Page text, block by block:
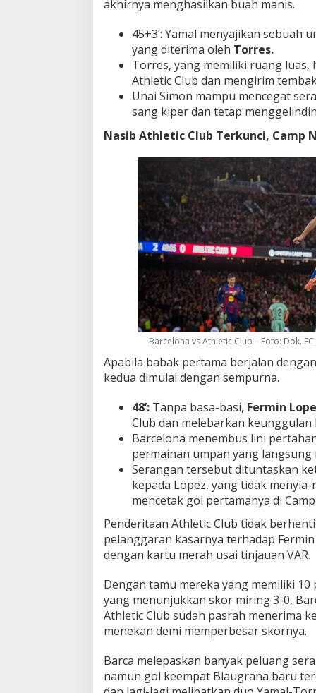
akhirnya menghasilkan buah manis.
45+3’: Yamal menyajikan sebuah
yang diterima oleh Torres.
Torres, yang memiliki ruang
Athletic Club dan mengirim
Unai Simon mampu mencegat
sang kiper dan tetap
Nasib Athletic Club Terkunci, Camp
Barcelona vs Athletic Club – Foto: Dok.
Apabila babak pertama berjalan
kedua dimulai dengan sempurna.
48’: Tanpa basa-basi, Fermin
Club dan melebarkan keunggulan
Barcelona menembus lini
permainan umpan yang
Serangan tersebut dituntaskan
kepada Lopez, yang tidak
mencetak gol pertamanya di
Penderitaan Athletic Club tidak
pelanggaran kasarnya terhadap
dengan kartu merah usai tinjauan VAR.
Dengan tamu mereka yang memiliki
yang menunjukkan skor miring 3-0,
Athletic Club sudah pasrah menerima
menekan demi memperbesar skornya.
Barca melepaskan banyak peluang
namun gol keempat Blaugrana baru